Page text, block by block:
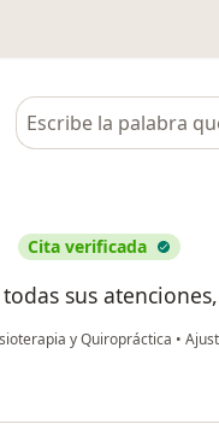
Busca en opiniones
Cita verificada
sus
y Quiropráctica •